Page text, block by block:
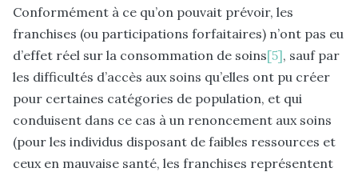
Conformément à ce qu’on pouvait prévoir, les
franchises (ou participations forfaitaires) n’ont pas eu
d’effet réel sur la consommation de soins[5], sauf par
les difficultés d’accès aux soins qu’elles ont pu créer
pour certaines catégories de population, et qui
conduisent dans ce cas à un renoncement aux soins
(pour les individus disposant de faibles ressources et
ceux en mauvaise santé, les franchises représentent